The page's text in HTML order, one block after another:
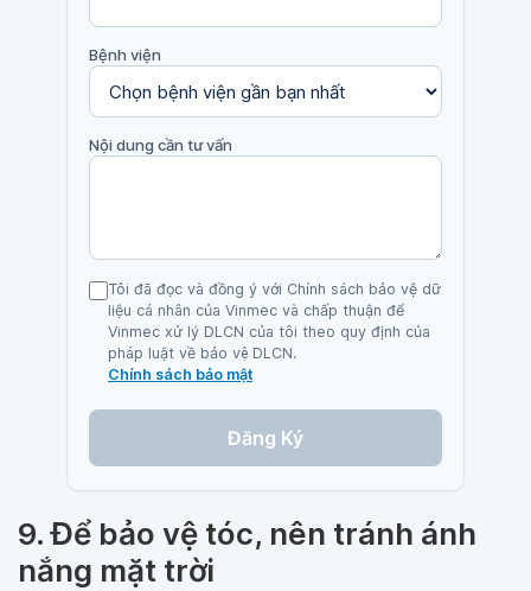
Bệnh viện
Nội dung cần tư vấn
Tôi đã đọc và đồng ý với Chính sách bảo vệ dữ
liệu cá nhân của Vinmec và chấp thuận để
Vinmec xử lý DLCN của tôi theo quy định của
pháp luật về bảo vệ DLCN.
Chính sách bảo mật
Đăng Ký
9. Để bảo vệ tóc, nên tránh ánh
nắng mặt trời